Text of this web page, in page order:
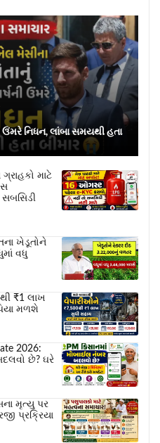
ઉંમરે નિધન, લાંબા સમયથી હતા
માટે
સબસિડી
ખેડૂતોને
વધુ
₹1 લાખ
મળશે
2026:
છે? ઘરે
મૃત્યુ પર
પ્રક્રિયા